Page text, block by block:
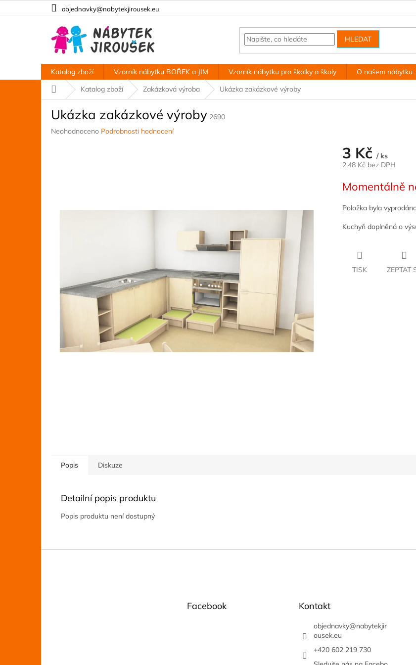
na
objednavky@nabytekjirousek.eu
HLEDAT
Katalog zboží Vzorník nábytku BOŘEK a JIM Vzorník nábytku pro školky a školy O našem nábytku
Domů
Katalog zboží Zakázková výroba Ukázka zakázkové výroby
Ukázka zakázkové výroby 2690
Průměrné
Neohodnoceno Podrobnosti hodnocení
3 Kč / ks
2,48 Kč bez DPH
cena:
Momentálně
Položka byla
Kuchyň doplněná o
TISK ZEPTAT
Popis Diskuze
Detailní popis produktu
Popis produktu není dostupný
Facebook Kontakt
objednavky@nabytekjir
ousek.eu
+420 602 219 730